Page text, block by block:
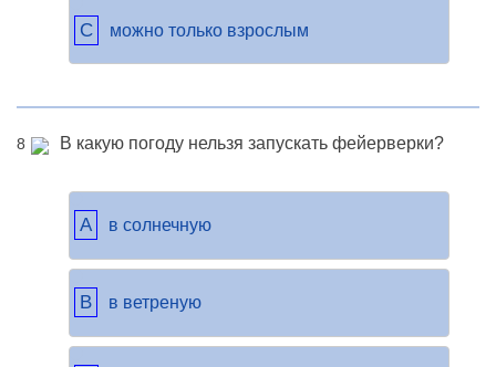
C можно только взрослым
8 В какую погоду нельзя запускать фейерверки?
A в солнечную
B в ветреную